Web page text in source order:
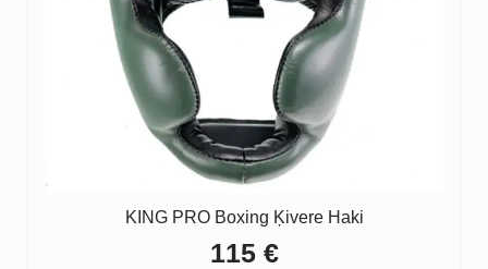
KING PRO Boxing Ķivere Haki
115 €